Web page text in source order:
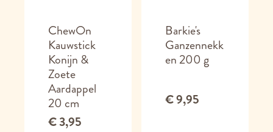
ChewOn
Kauwstick
Konijn &
Zoete
Aardappel
20 cm
€ 3,95
Barkie's
Ganzennekk
en 200 g
€ 9,95